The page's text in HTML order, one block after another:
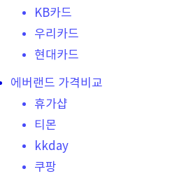
KB카드
우리카드
현대카드
에버랜드 가격비교
휴가샵
티몬
kkday
쿠팡